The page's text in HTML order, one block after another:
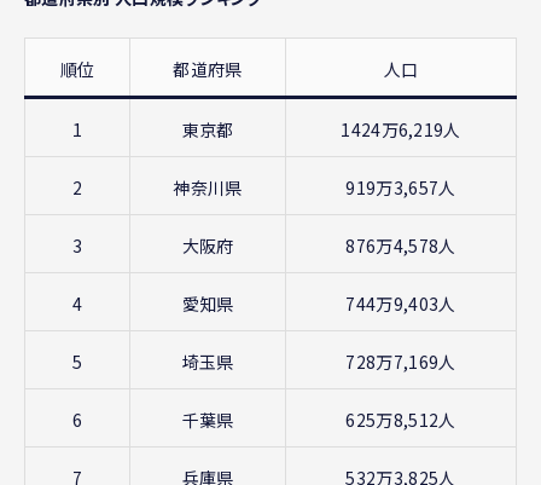
順位 都道府県 人口
1 東京都 1424万6,219人
2 神奈川県 919万3,657人
3 大阪府 876万4,578人
4 愛知県 744万9,403人
5 埼玉県 728万7,169人
6 千葉県 625万8,512人
7 兵庫県 532万3,825人